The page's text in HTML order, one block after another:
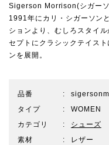
Sigerson Morrison(シガーソ
1991年にカリ・シガーソン
ションより、むしろスタイ
セプトにクラシックテイス
ンを展開。
品番
タイプ
WOMEN
カテゴリ
シューズ
素材
レザー